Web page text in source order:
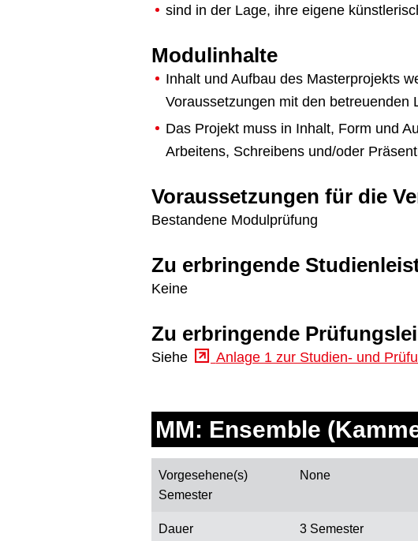
sind in der Lage, ihre eigene
Modulinhalte
Inhalt und Aufbau des Masterprojekts
Voraussetzungen mit den betreuenden
Das Projekt muss in Inhalt, Form und
Arbeitens, Schreibens und/oder
Voraussetzungen für die
Bestandene Modulprüfung
Zu erbringende
Keine
Zu erbringende
Siehe Anlage 1 zur Studien- und
MM: Ensemble
Vorgesehene(s)
Semester
None
Dauer 3 Semester